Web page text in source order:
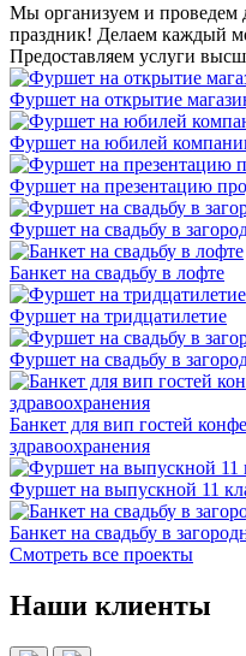
Мы организуем и проведем
праздник! Делаем каждый
Предоставляем услуги
Фуршет на открытие
Фуршет на юбилей
Фуршет на презентацию
Фуршет на свадьбу в
Банкет на свадьбу в лофте
Фуршет на тридцатилетие
Фуршет на свадьбу в
Банкет для вип гостей
здравоохранения
Фуршет на выпускной 11
Банкет на свадьбу в
Смотреть все проекты
Наши клиенты